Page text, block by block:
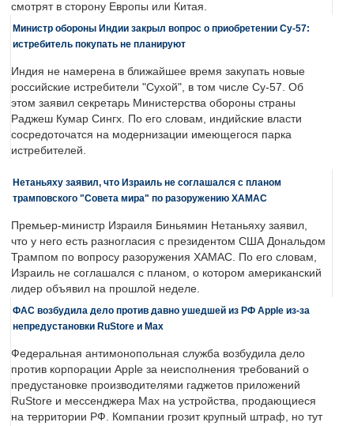
смотрят в сторону Европы или Китая.
Министр обороны Индии закрыл вопрос о приобретении Су-57:
истребитель покупать не планируют
Индия не намерена в ближайшее время закупать новые
российские истребители "Сухой", в том числе Су-57. Об
этом заявил секретарь Министерства обороны страны
Раджеш Кумар Сингх. По его словам, индийские власти
сосредоточатся на модернизации имеющегося парка
истребителей.
Нетаньяху заявил, что Израиль не соглашался с планом
трамповского "Совета мира" по разоружению ХАМАС
Премьер-министр Израиля Биньямин Нетаньяху заявил,
что у него есть разногласия с президентом США Дональдом
Трампом по вопросу разоружения ХАМАС. По его словам,
Израиль не соглашался с планом, о котором американский
лидер объявил на прошлой неделе.
ФАС возбудила дело против давно ушедшей из РФ Apple из-за
непредустановки RuStore и Max
Федеральная антимонопольная служба возбудила дело
против корпорации Apple за неисполнения требований о
предустановке производителями гаджетов приложений
RuStore и мессенджера Max на устройства, продающиеся
на территории РФ. Компании грозит крупный штраф, но тут